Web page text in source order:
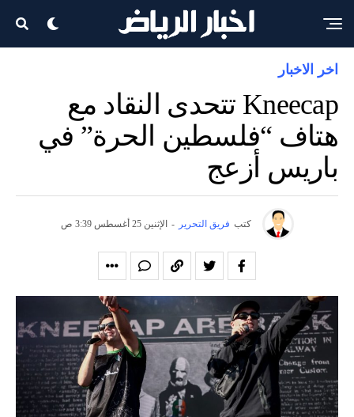
اخر الاخبار
Kneecap تتحدى النقاد مع
هتاف “فلسطين الحرة” في
باريس أزعج
كتب فريق التحرير - الإثنين 25 أغسطس 3:39 ص